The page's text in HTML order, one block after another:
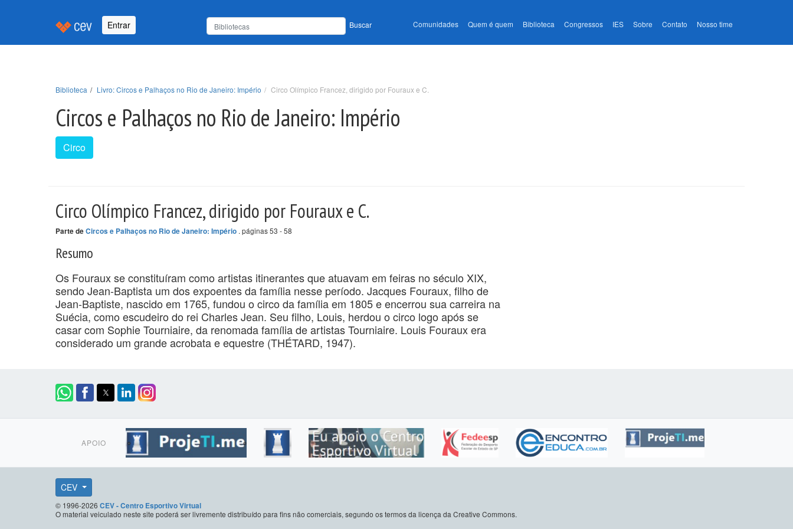
Entrar Buscar Comunidades Quem é quem Biblioteca Congressos IES Sobre Contato Nosso time
Biblioteca Livro: Circos e Palhaços no Rio de Janeiro: Império Circo Olímpico Francez, dirigido por Fouraux e C.
Circos e Palhaços no Rio de Janeiro: Império
Circo
Circo Olímpico Francez, dirigido por Fouraux e C.
Parte deCircos e Palhaços no Rio de Janeiro: Império . páginas 53 - 58
Resumo
Os Fouraux se constituíram como artistas itinerantes que atuavam em feiras no século XIX,
sendo Jean-Baptista um dos expoentes da família nesse período. Jacques Fouraux, filho de
Jean-Baptiste, nascido em 1765, fundou o circo da família em 1805 e encerrou sua carreira na
Suécia, como escudeiro do rei Charles Jean. Seu filho, Louis, herdou o circo logo após se
casar com Sophie Tourniaire, da renomada família de artistas Tourniaire. Louis Fouraux era
considerado um grande acrobata e equestre (THÉTARD, 1947).
APOIO
CEV
© 1996-2026 CEV - Centro Esportivo Virtual
O material veiculado neste site poderá ser livremente distribuído para fins não comerciais, segundo os termos da licença da Creative Commons.